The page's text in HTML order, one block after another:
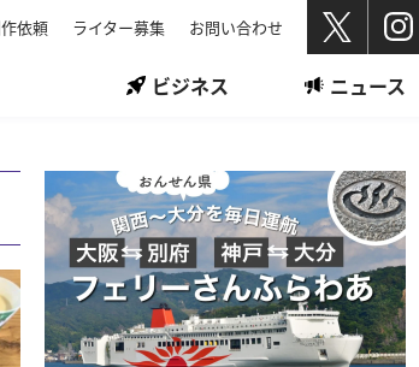
依頼 ライター募集 お問い合わせ
ビジネス ニュース